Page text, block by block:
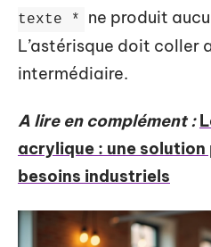
texte *
ne produit
L’astérisque doit coller
intermédiaire.
A lire en complément :
acrylique : une
besoins industriels